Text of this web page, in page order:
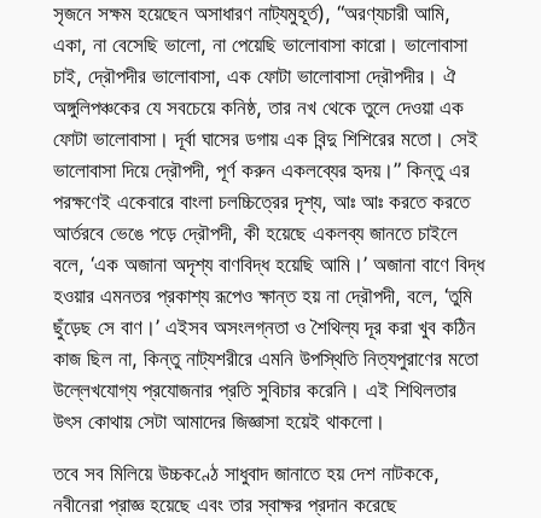
সৃজনে সক্ষম হয়েছেন অসাধারণ নাট্যমুহূর্ত), “অরণ্যচারী আমি,
একা, না বেসেছি ভালো, না পেয়েছি ভালোবাসা কারো। ভালোবাসা
চাই, দ্রৌপদীর ভালোবাসা, এক ফোটা ভালোবাসা দ্রৌপদীর। ঐ
অঙ্গুলিপঞ্চকের যে সবচেয়ে কনিষ্ঠ, তার নখ থেকে তুলে দেওয়া এক
ফোটা ভালোবাসা। দূর্বা ঘাসের ডগায় এক বিন্দু শিশিরের মতো। সেই
ভালোবাসা দিয়ে দ্রৌপদী, পূর্ণ করুন একলব্যের হৃদয়।” কিন্তু এর
পরক্ষণেই একেবারে বাংলা চলচ্চিত্রের দৃশ্য, আঃ আঃ করতে করতে
আর্তরবে ভেঙে পড়ে দ্রৌপদী, কী হয়েছে একলব্য জানতে চাইলে
বলে, ‘এক অজানা অদৃশ্য বাণবিদ্ধ হয়েছি আমি।’ অজানা বাণে বিদ্ধ
হওয়ার এমনতর প্রকাশ্য রূপেও ক্ষান্ত হয় না দ্রৌপদী, বলে, ‘তুমি
ছুঁড়েছ সে বাণ।’ এইসব অসংলগ্নতা ও শৈথিল্য দূর করা খুব কঠিন
কাজ ছিল না, কিন্তু নাট্যশরীরে এমনি উপস্থিতি নিত্যপুরাণের মতো
উল্লেখযোগ্য প্রযোজনার প্রতি সুবিচার করেনি। এই শিথিলতার
উৎস কোথায় সেটা আমাদের জিজ্ঞাসা হয়েই থাকলো।
তবে সব মিলিয়ে উচ্চকণ্ঠে সাধুবাদ জানাতে হয় দেশ নাটককে,
নবীনেরা প্রাজ্ঞ হয়েছে এবং তার স্বাক্ষর প্রদান করেছে